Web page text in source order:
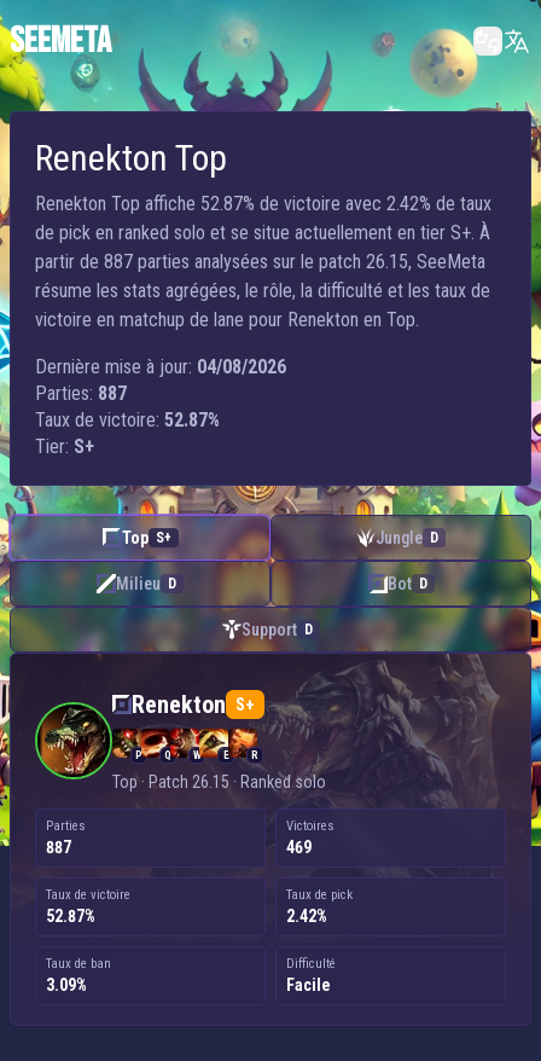
SEEMETA
Renekton Top
Renekton Top affiche 52.87% de victoire avec 2.42% de taux
de pick en ranked solo et se situe actuellement en tier S+. À
partir de 887 parties analysées sur le patch 26.15, SeeMeta
résume les stats agrégées, le rôle, la difficulté et les taux de
victoire en matchup de lane pour Renekton en Top.
Dernière mise à jour: 04/08/2026
Parties: 887
Taux de victoire: 52.87%
Tier: S+
Top S+ Jungle D
Milieu D Bot D
Support D
Renekton S+
P Q W E R
Top · Patch 26.15 · Ranked solo
Parties
887
Victoires
469
Taux de victoire
52.87%
Taux de pick
2.42%
Taux de ban
3.09%
Difficulté
Facile